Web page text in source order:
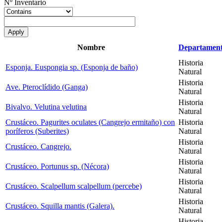
Nº Inventario
Nombre
Esponja. Euspongia sp. (Esponja de baño)
Historia
Natural
Ave. Pteroclídido (Ganga)
Historia
Natural
Bivalvo. Velutina velutina
Historia
Natural
Crustáceo. Pagurites oculates (Cangrejo ermitaño) con
poríferos (Suberites)
Historia
Natural
Crustáceo. Cangrejo.
Historia
Natural
Crustáceo. Portunus sp. (Nécora)
Historia
Natural
Crustáceo. Scalpellum scalpellum (percebe)
Historia
Natural
Crustáceo. Squilla mantis (Galera).
Historia
Natural